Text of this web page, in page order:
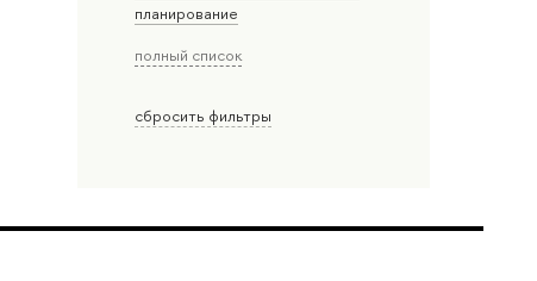
планирование
полный список
сбросить фильтры